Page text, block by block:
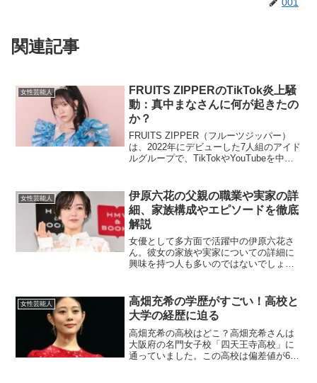
関連記事
女性芸能人
FRUITS ZIPPERのTikTok炎上騒
動：真中まなさんに何が起きたの
か？
FRUITS ZIPPER（フルーツジッパー）
は、2022年にデビューした7人組のアイド
ルグループで、TikTokやYouTubeを中心
れていますが、最近、TikTok...
女性芸能人
伊原六花の父親の職業や実家の詳
細、家族構成やエピソードを徹底
解説
女優として多方面で活躍中の伊原六花さ
ん。彼女の家族や実家についての詳細に
興味を持つ人も多いのではないでしょう
い情報を徹底解説していきます。伊原六
花の父親の職業は？伊原六花...
女性芸能人
高畑充希の学歴がすごい！高校と
大学の経歴に迫る
高畑充希の高校はどこ？高畑充希さんは
大阪府の名門女子校「四天王寺高校」に
通っていました。この高校は偏差値が68